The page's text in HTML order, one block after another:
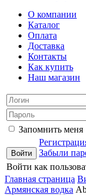
О компании
Каталог
Оплата
Доставка
Контакты
Как купить
Наш магазин
Запомнить меня
Забыли
Войти как
Главная страница
Армянская водка